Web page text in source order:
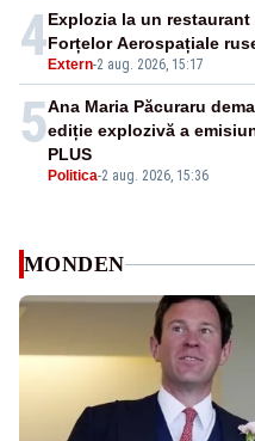
4 Extern-2 aug. 2026, 15:17
Explozia la un
Forțelor Aerospațiale
5
Politica-2 aug. 2026, 15:36
Ana Maria Păcuraru
ediție explozivă a
PLUS
MONDEN